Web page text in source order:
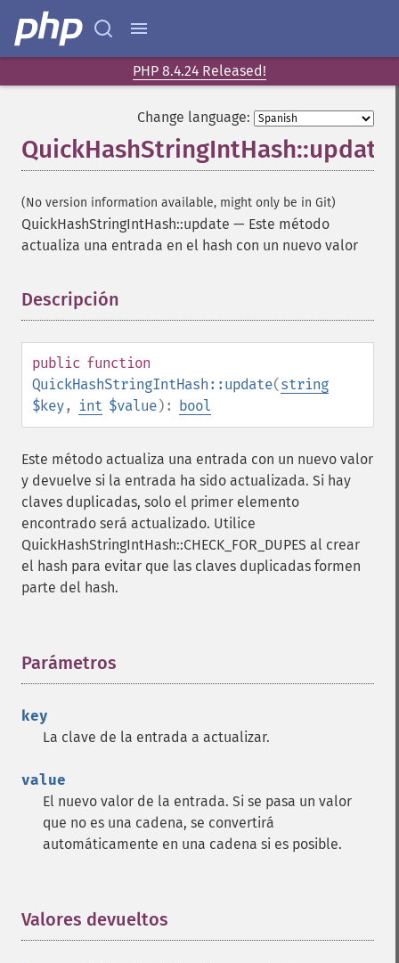
PHP 8.4.24 Released!
Change language:
QuickHashStringIntHash::update
(No version information available, might only be in Git)
QuickHashStringIntHash::update — Este método
actualiza una entrada en el hash con un nuevo valor
Descripción
public function
QuickHashStringIntHash::update(string
$key, int $value): bool
Este método actualiza una entrada con un nuevo valor
y devuelve si la entrada ha sido actualizada. Si hay
claves duplicadas, solo el primer elemento
encontrado será actualizado. Utilice
QuickHashStringIntHash::CHECK_FOR_DUPES al crear
el hash para evitar que las claves duplicadas formen
parte del hash.
Parámetros
key
La clave de la entrada a actualizar.
value
El nuevo valor de la entrada. Si se pasa un valor
que no es una cadena, se convertirá
automáticamente en una cadena si es posible.
Valores devueltos